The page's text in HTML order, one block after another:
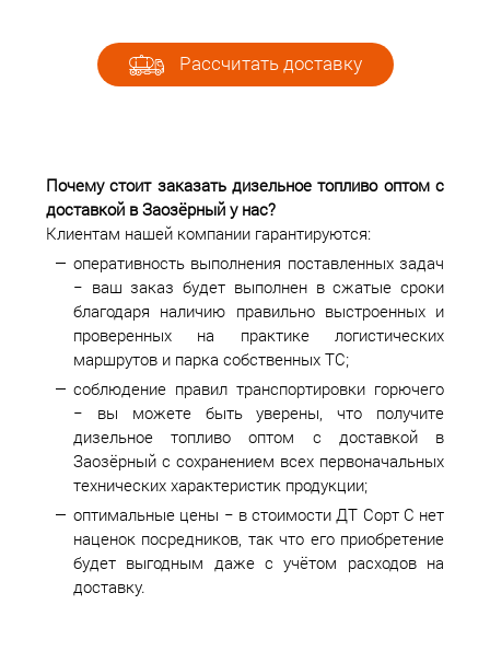
Рассчитать доставку
Почему стоит заказать дизельное топливо оптом с
доставкой вЗаозёрный у нас?
Клиентам нашей компании гарантируются:
оперативность выполнения поставленных задач
− ваш заказ будет выполнен в сжатые сроки
благодаря наличию правильно выстроенных и
проверенных на практике логистических
маршрутов и парка собственных ТС;
соблюдение правил транспортировки горючего
− вы можете быть уверены, что получите
дизельное топливо оптом с доставкой в
Заозёрный с сохранением всех первоначальных
технических характеристик продукции;
оптимальные цены − в стоимости ДТ Сорт С нет
наценок посредников, так что его приобретение
будет выгодным даже с учётом расходов на
доставку.